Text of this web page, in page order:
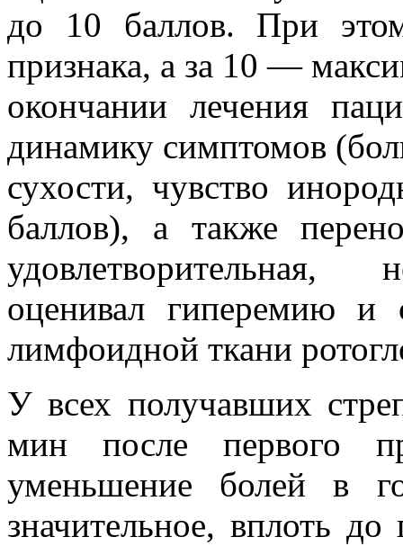
до 10 баллов. При
признака, а за 10 —
окончании лечения
динамику симптомов
сухости, чувство
баллов), а также
удовлетворительная,
оценивал гиперемию и
лимфоидной ткани
У всех получавших
мин после первого
уменьшение болей в
значительное, вплоть